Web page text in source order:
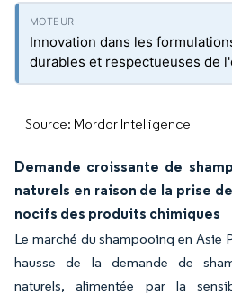
Innovation dans les
durables et respectueuses de
Source: Mordor Intelligence
Demande croissante de
naturels en raison de la prise
nocifs des produits chimiques
Le marché du shampooing en Asie
hausse de la demande de
naturels, alimentée par la